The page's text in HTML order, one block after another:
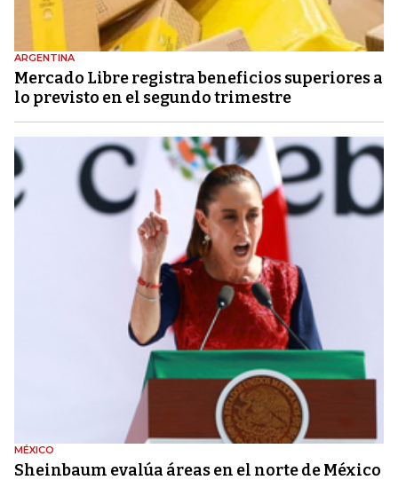
ARGENTINA
Mercado Libre registra beneficios superiores a
lo previsto en el segundo trimestre
MÉXICO
Sheinbaum evalúa áreas en el norte de México